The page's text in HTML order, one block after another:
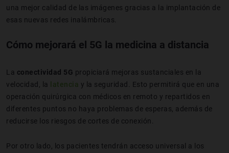
una mejor calidad de las imágenes gracias a la implantación de
esas nuevas redes inalámbricas.
Cómo mejorará el 5G la medicina a distancia
La conectividad 5G propiciará mejoras sustanciales en la
velocidad, la latencia y la seguridad. Esto permitirá que en una
operación quirúrgica con médicos en remoto y repartidos en
diferentes puntos no haya problemas de esperas, además de
reducirse los riesgos de cortes de conexión.
Por otro lado, los pacientes tendrán acceso universal a los